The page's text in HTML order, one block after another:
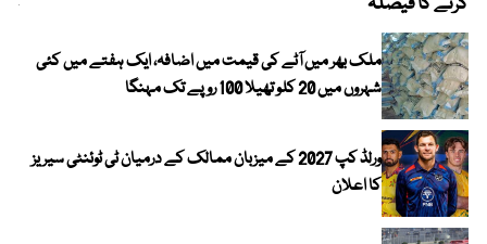
ملک بھر میں آٹے کی قیمت میں اضافہ، ایک ہفتے میں کئی
شہروں میں 20 کلو تھیلا 100 روپے تک مہنگا
ورلڈ کپ 2027 کے میزبان ممالک کے درمیان ٹی ٹوئنٹی سیریز
کا اعلان